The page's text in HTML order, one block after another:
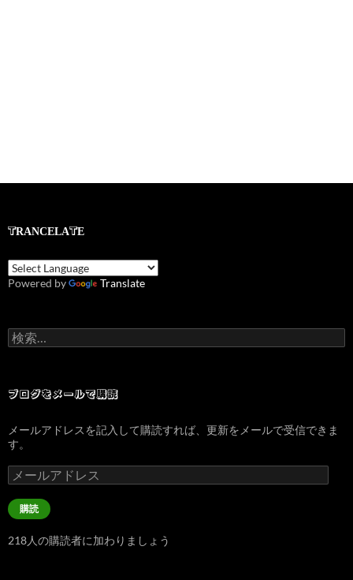
TRANCELATE
Powered by Translate
検
索:
ブログをメールで購読
メールアドレスを記入して購読すれば、更新をメールで受信できま
す。
メ
ー
ル
ア
レ
購読
218人の購読者に加わりましょう